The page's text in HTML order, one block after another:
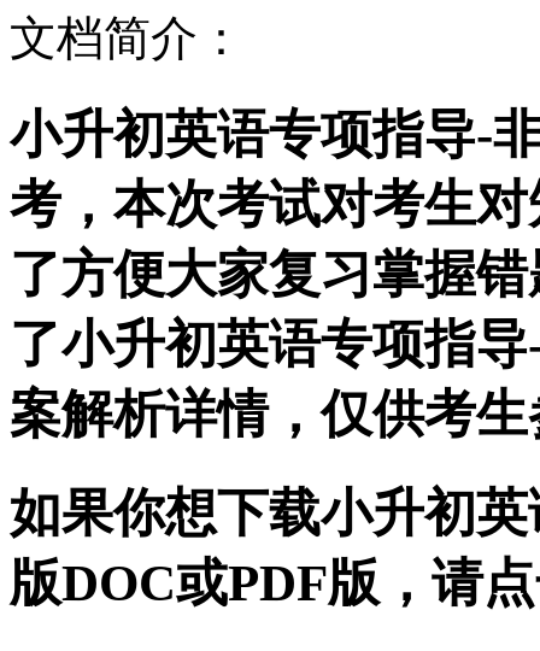
文档简介：
小升初英语专项指导-
考，本次考试对考生
了方便大家复习掌握
了小升初英语专项指
案解析详情，仅供考
如果你想下载小升初
版DOC或PDF版，请